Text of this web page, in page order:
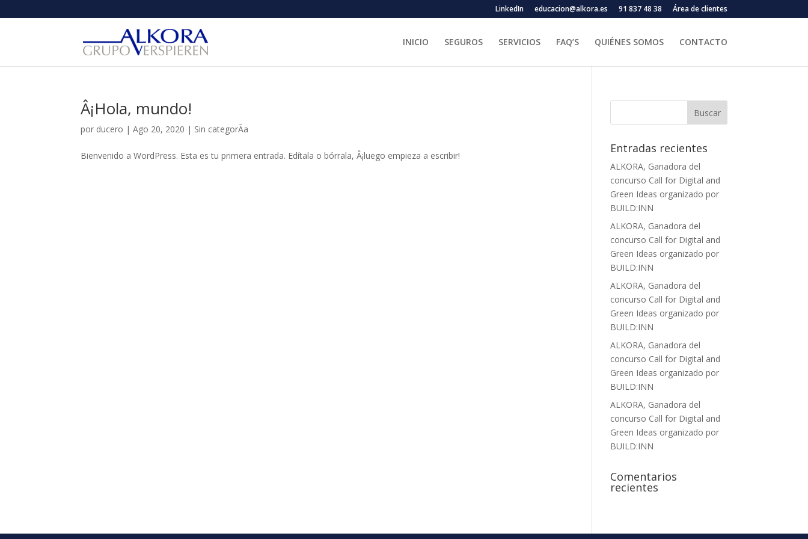
LinkedIn educacion@alkora.es 91 837 48 38 Área de clientes
INICIO SEGUROS SERVICIOS FAQ’S QUIÉNES SOMOS CONTACTO
Â¡Hola, mundo!
por ducero |Ago 20, 2020 | Sin categorÃ­a
Bienvenido a WordPress. Esta es tu primera entrada. Edítala o bórrala, Â¡luego empieza a escribir!
Entradas recientes
ALKORA, Ganadora del
concurso Call for Digital and
Green Ideas organizado por
BUILD:INN
ALKORA, Ganadora del
concurso Call for Digital and
Green Ideas organizado por
BUILD:INN
ALKORA, Ganadora del
concurso Call for Digital and
Green Ideas organizado por
BUILD:INN
ALKORA, Ganadora del
concurso Call for Digital and
Green Ideas organizado por
BUILD:INN
ALKORA, Ganadora del
concurso Call for Digital and
Green Ideas organizado por
BUILD:INN
Comentarios
recientes